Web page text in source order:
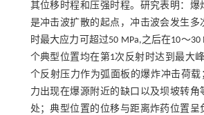
其位移时程和压强时程。研究表明：爆
是冲击波扩散的起点，冲击波会发生多
时最大应力可超过50 MPa,之后在10～
个典型位置均在第1次反射时达到最大
个反射压力作为弧面板的爆炸冲击荷载
力出现在爆源附近的缺口以及坝坡转角
处；典型位置的位移与距离炸药位置呈